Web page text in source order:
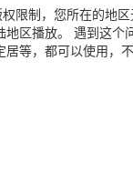
限制，您所在的地
区播放。 遇到这
等，都可以使用，